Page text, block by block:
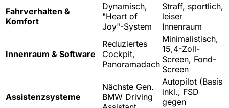
Fahrverhalten &
Komfort
Dynamisch,
"Heart of
Joy"-System
Straff, sportlich,
leiser
Innenraum
Innenraum & Software
Reduziertes
Cockpit,
Panoramadach
Minimalistisch,
15,4-Zoll-
Screen, Fond-
Screen
Assistenzsysteme
Nächste Gen.
BMW Driving
Autopilot (Basis
inkl., FSD
gegen